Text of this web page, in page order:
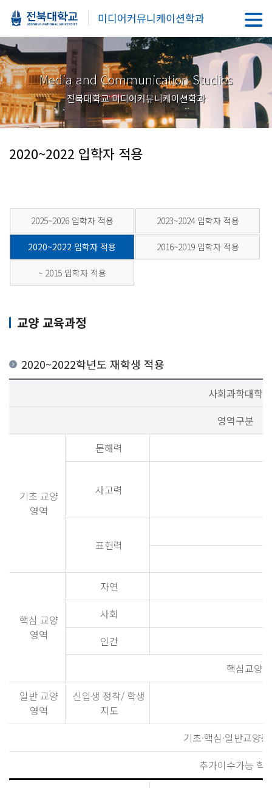
미디어커뮤니케이션학과
Media and Communication Studies
전북대학교 미디어커뮤니케이션학과
2020~2022 입학자 적용
2025~2026 입학자 적용 2023~2024 입학자 적용
2020~2022 입학자 적용 2016~2019 입학자 적용
~ 2015 입학자 적용
교양 교육과정
2020~2022학년도 재학생 적용
사회과학대학
영역구분
기초 교양
영역
문해력
사고력
표현력
핵심 교양
영역
자연
사회
인간
핵심교양
일반 교양
영역
신입생 정착/ 학생
지도
기초·핵심·일반교양
추가이수가능 학